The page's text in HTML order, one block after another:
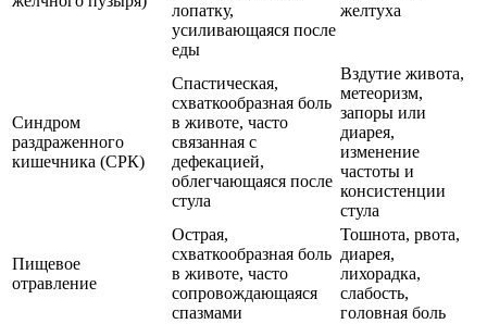
лопатку,
усиливающаяся после
еды
желтуха
Синдром
раздраженного
кишечника (СРК)
Спастическая,
схваткообразная боль
в животе, часто
связанная с
дефекацией,
облегчающаяся после
стула
Вздутие живота,
метеоризм,
запоры или
диарея,
изменение
частоты и
консистенции
стула
Пищевое
отравление
Острая,
схваткообразная боль
в животе, часто
сопровождающаяся
спазмами
Тошнота, рвота,
диарея,
лихорадка,
слабость,
головная боль